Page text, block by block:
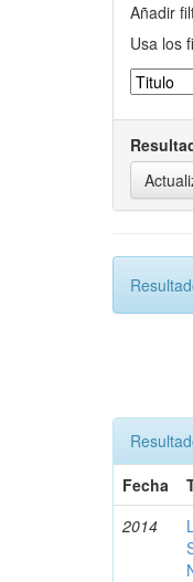
Añadir
Usa los
Fecha
2014